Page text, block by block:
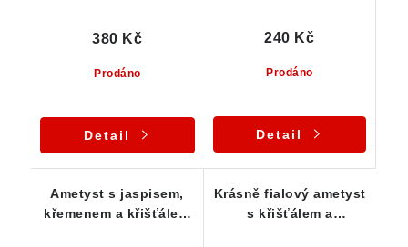
Prodáno
380 Kč
Detail
Prodáno
240 Kč
Detail
Ametyst s jaspisem,
křemenem a křišťálem
Krásně fialový ametyst
s křišťálem a